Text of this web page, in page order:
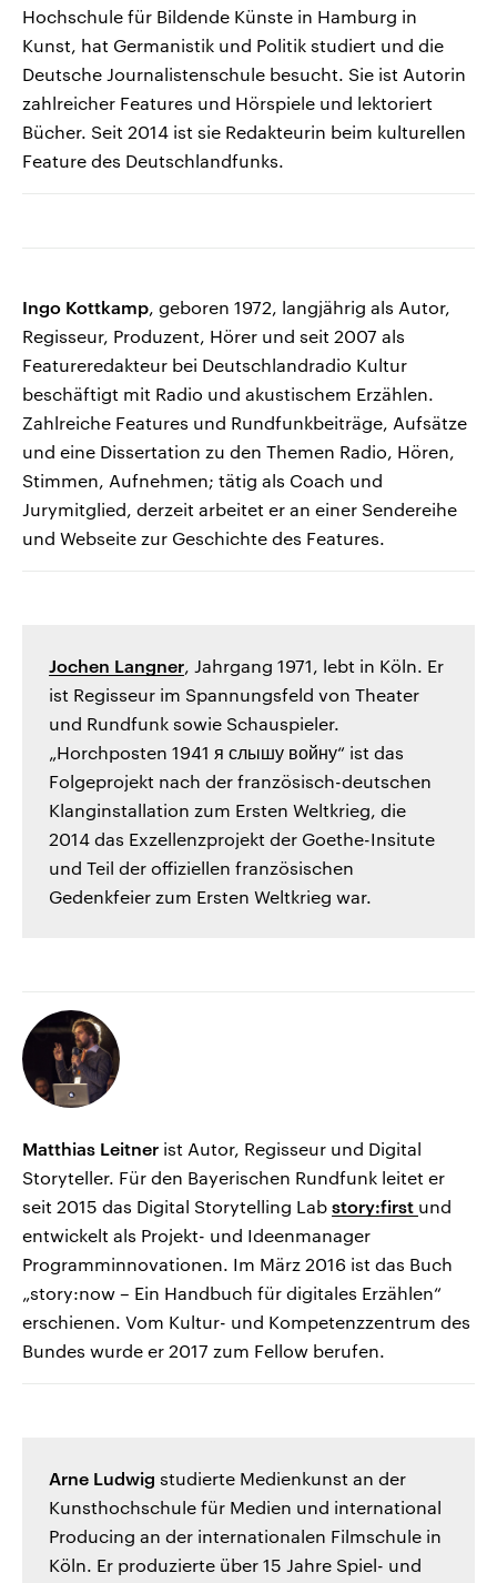
Hochschule für Bildende Künste in Hamburg in
Kunst, hat Germanistik und Politik studiert und die
Deutsche Journalistenschule besucht. Sie ist Autorin
zahlreicher Features und Hörspiele und lektoriert
Bücher. Seit 2014 ist sie Redakteurin beim kulturellen
Feature des Deutschlandfunks.
Ingo Kottkamp, geboren 1972, langjährig als Autor,
Regisseur, Produzent, Hörer und seit 2007 als
Featureredakteur bei Deutschlandradio Kultur
beschäftigt mit Radio und akustischem Erzählen.
Zahlreiche Features und Rundfunkbeiträge, Aufsätze
und eine Dissertation zu den Themen Radio, Hören,
Stimmen, Aufnehmen; tätig als Coach und
Jurymitglied, derzeit arbeitet er an einer Sendereihe
und Webseite zur Geschichte des Features.
Jochen Langner, Jahrgang 1971, lebt in Köln. Er
ist Regisseur im Spannungsfeld von Theater
und Rundfunk sowie Schauspieler.
„Horchposten 1941 я слышу войну“ ist das
Folgeprojekt nach der französisch-deutschen
Klanginstallation zum Ersten Weltkrieg, die
2014 das Exzellenzprojekt der Goethe-Insitute
und Teil der offiziellen französischen
Gedenkfeier zum Ersten Weltkrieg war.
Matthias Leitner ist Autor, Regisseur und Digital
Storyteller. Für den Bayerischen Rundfunk leitet er
seit 2015 das Digital Storytelling Lab story:first und
entwickelt als Projekt- und Ideenmanager
Programminnovationen. Im März 2016 ist das Buch
„story:now – Ein Handbuch für digitales Erzählen“
erschienen. Vom Kultur- und Kompetenzzentrum des
Bundes wurde er 2017 zum Fellow berufen.
Arne Ludwig studierte Medienkunst an der
Kunsthochschule für Medien und international
Producing an der internationalen Filmschule in
Köln. Er produzierte über 15 Jahre Spiel- und